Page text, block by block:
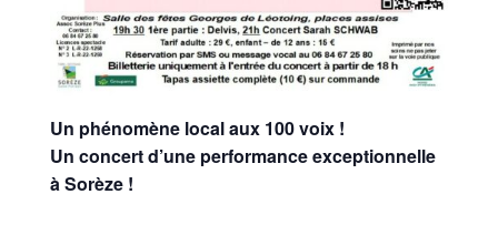
Un phénomène local aux 100 voix !
Un concert d’une performance exceptionnelle
à Sorèze !